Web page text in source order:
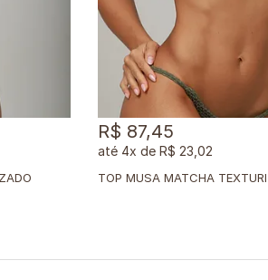
TOP MUSA MATCHA
R$ 87,45
4x de R$ 23,02